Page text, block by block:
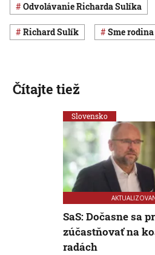
odvolávanie Richarda Sulíka
Richard Sulík Sme rodina
Čítajte tiež
Slovensko
SaS: Dočasne sa
zúčastňovať na
radách